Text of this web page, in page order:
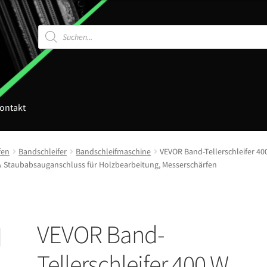
Products
search
Bandschleifer Bandschleifmaschine
VEVOR Band-Tellerschleifer
für Holzbearbeitung, Messerschärfen
VEVOR Band-